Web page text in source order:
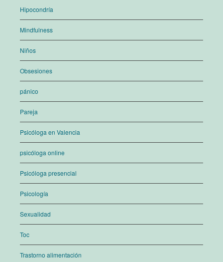
Hipocondría
Mindfulness
Niños
Obsesiones
pánico
Pareja
Psicóloga en Valencia
psicóloga online
Psicóloga presencial
Psicología
Sexualidad
Toc
Trastorno alimentación